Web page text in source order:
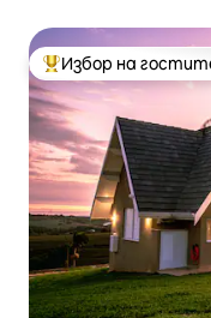
Най-популярен
Избор на